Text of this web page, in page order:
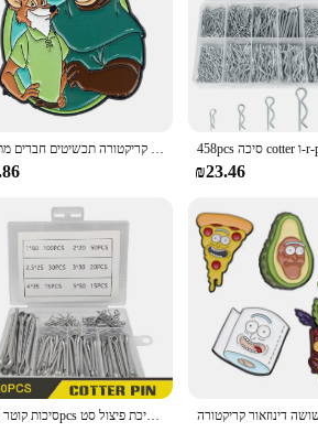
אנימה סרט אמייל סיכת בעלי חיים חמודים דש סיכות תג על גב בגדים אביזרים קריקטורה תכשיטים חברים מתנות
₪23.46
סיכות קוטר 230pcs להגדיר סיכת פיצול סט m1 m2 m2.5 m3 m5 סיכות קוטר סיכה טרקטור למכונית